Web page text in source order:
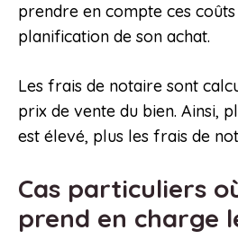
prendre en compte ces
planification de son achat.
Les frais de notaire sont
prix de vente du bien. Ainsi,
est élevé, plus les frais de
Cas particuliers
prend en charge